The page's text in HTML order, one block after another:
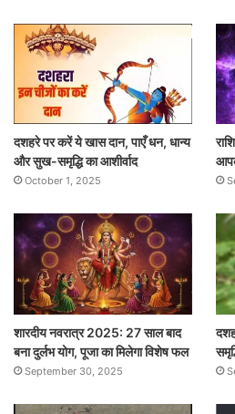
दशहरे पर करें ये खास दान, पाएँ धन, धान्य
और सुख-समृद्धि का आशीर्वाद
October 1, 2025
शारदीय नवरात्र 2025: 27 साल बाद
बना दुर्लभ योग, पूजा का मिलेगा विशेष फल
September 30, 2025